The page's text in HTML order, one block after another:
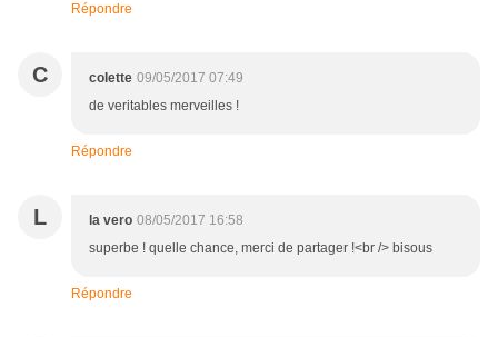
Répondre
C colette 09/05/2017 07:49
de veritables merveilles !
Répondre
L la vero 08/05/2017 16:58
superbe ! quelle chance, merci de partager !<br /> bisous
Répondre